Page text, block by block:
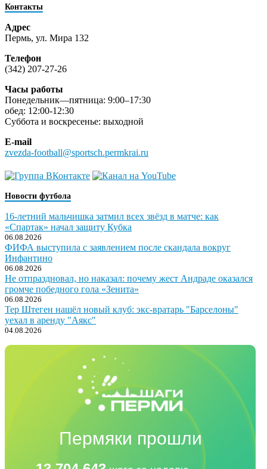
Контакты
Адрес
Пермь, ул. Мира 132
Телефон
(342) 207-27-26
Часы работы
Понедельник—пятница: 9:00–17:30
обед: 12:00-12:30
Суббота и воскресенье: выходной
E-mail
zvezda-football@sportsch.permkrai.ru
Новости футбола
16-летний мальчишка затмил всех звёзд в матче: как
«Спартак» начал защиту Кубка
06.08.2026
ФИФА выступила с заявлением после скандала вокруг
Инфантино
06.08.2026
Не отпраздновал, но наказал: почему жест Андраде оказался
громче победного гола «Зенита»
06.08.2026
Тер Штеген нашёл новый клуб: экс-вратарь "Барселоны"
уехал в аренду "Аякс"
04.08.2026
Пермяки прошли